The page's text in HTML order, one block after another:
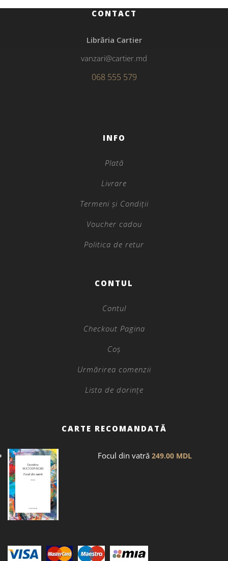
CONTACT
Librăria Cartier
vanzari@cartier.md
068 555 579
INFO
Plată
Livrare
Termeni și Condiții
Voucher cadou
Politica de retur
CONTUL
Contul
Checkout Pagina
Coș
Urmărirea comenzii
Lista de dorințe
CARTE RECOMANDATĂ
Focul din vatră 249.00 MDL